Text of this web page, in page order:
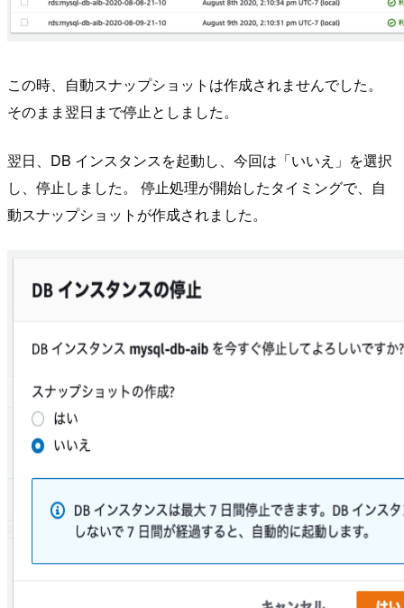
この時、自動スナップショットは作成されませんでした。
そのまま翌日まで停止としました。
翌日、DB インスタンスを起動し、今回は「いいえ」を選択
し、停止しました。 停止処理が開始したタイミングで、自
動スナップショットが作成されました。